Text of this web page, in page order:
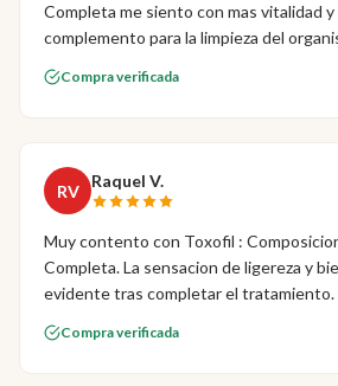
Completa me siento con mas vitalidad y
complemento para la limpieza del
Compra verificada
RV Raquel V.
Muy contento con Toxofil :
Completa. La sensacion de ligereza y
evidente tras completar el tratamiento.
Compra verificada